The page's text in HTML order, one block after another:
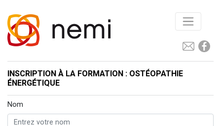
INSCRIPTION À LA FORMATION : OSTÉOPATHIE
ÉNERGÉTIQUE
Nom